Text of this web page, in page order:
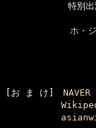
特別出
ホ・
[お ま け] NAVER